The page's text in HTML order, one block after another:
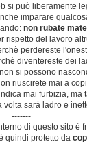
si può liberamente
imparare
non rubate
rispetto del lavoro
perdereste
diventereste dei
si possono
riuscirete mai a
mai furbizia, ma
volta sarà ladro e
-------
di questo sito è
quindi protetto da